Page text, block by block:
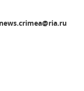
news.crimea@ria.ru